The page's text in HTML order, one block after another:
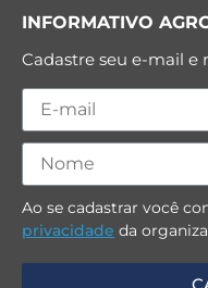
INFORMATIVO
Cadastre seu e-mail e
Ao se cadastrar você
privacidade da